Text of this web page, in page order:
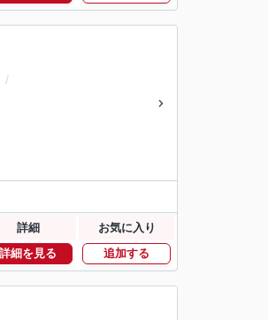
詳細 お気に入り
詳細を見る 追加する